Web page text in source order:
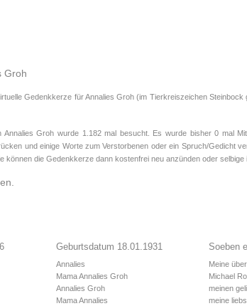
Groh
Gedenkkerze für Annalies Groh (im Tierkreiszeichen Steinbock
Annalies Groh wurde 1.182 mal besucht. Es wurde bisher 0 mal
und einige Worte zum Verstorbenen oder ein Spruch/Gedicht
können die Gedenkkerze dann kostenfrei neu anzünden oder selbige
Geburtsdatum 18.01.1931
Annalies
Mama Annalies Groh
Annalies Groh
Mama Annalies
Soeben
Meine
Michael
meinen
meine